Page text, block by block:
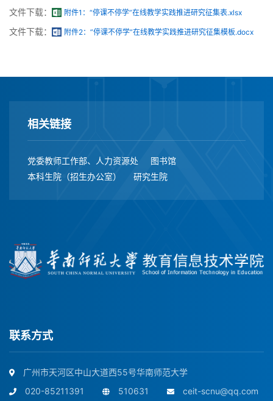
文件下载： 附件1：“停课不停学”在线教学实践推进研究征集表.xlsx
文件下载： 附件2：”停课不停学”在线教学实践推进研究征集模板.docx
相关链接
党委教师工作部、人力资源处
图书馆
本科生院（招生办公室）
研究生院
联系方式
广州市天河区中山大道西55号华南师范大学
020-85211391
510631 ceit-scnu@qq.com